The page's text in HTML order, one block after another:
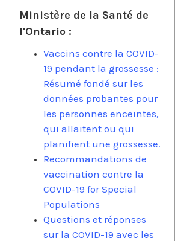
Ministère de la Santé de
l'Ontario :
Vaccins contre la COVID-
19 pendant la grossesse :
Résumé fondé sur les
données probantes pour
les personnes enceintes,
qui allaitent ou qui
planifient une grossesse.
Recommandations de
vaccination contre la
COVID-19 for Special
Populations
Questions et réponses
sur la COVID-19 avec les